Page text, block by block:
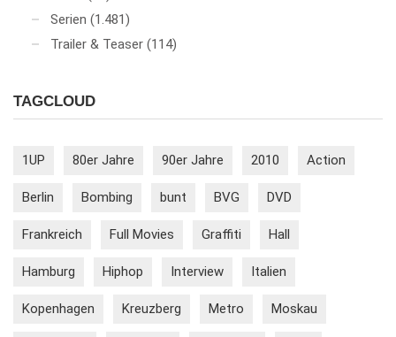
Serien (1.481)
Trailer & Teaser (114)
TAGCLOUD
1UP 80er Jahre 90er Jahre 2010 Action
Berlin Bombing bunt BVG DVD
Frankreich Full Movies Graffiti Hall
Hamburg Hiphop Interview Italien
Kopenhagen Kreuzberg Metro Moskau